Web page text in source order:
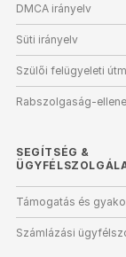
DMCA irányelv
Süti irányelv
Szülői felügyeleti
Rabszolgaság-
SEGÍTSÉG &
Támogatás és
Számlázási